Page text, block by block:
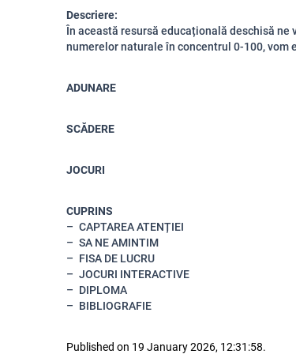
Descriere:
În această resursă educațională deschisă
numerelor naturale în concentrul 0-100,
ADUNARE
SCĂDERE
JOCURI
CUPRINS
CAPTAREA ATENȚIEI
SA NE AMINTIM
FISA DE LUCRU
JOCURI INTERACTIVE
DIPLOMA
BIBLIOGRAFIE
Published on 19 January 2026, 12:31:58.